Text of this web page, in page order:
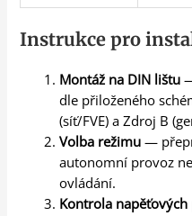
Instrukce pro
Montáž na DIN lištu
dle přiloženého
(síť/FVE) a Zdroj B
Volba režimu —
autonomní provoz
ovládání.
Kontrola napěťových